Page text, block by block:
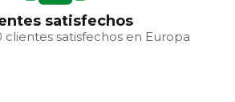
satisfechos
clientes satisfechos en Europa